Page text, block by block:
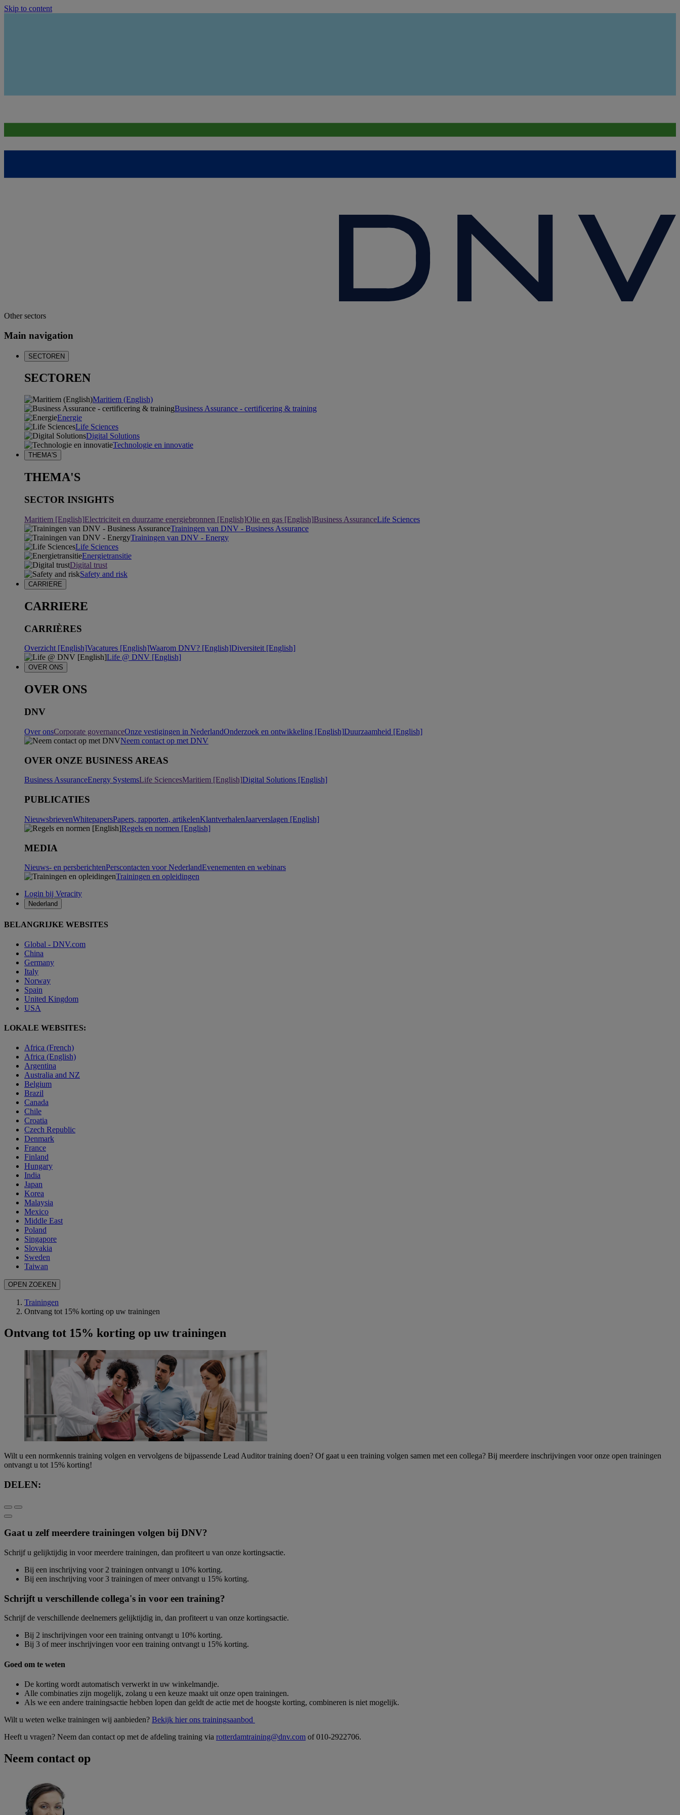
Skip to content
Other sectors
Main navigation
SECTOREN
SECTOREN
Maritiem (English)
Business Assurance - certificering & training
Energie
Life Sciences
Digital Solutions
Technologie en innovatie
THEMA'S
THEMA'S
SECTOR INSIGHTS
Maritiem [English]Electriciteit en duurzame energiebronnen [English]Olie en gas [English]Business AssuranceLife Sciences
Trainingen van DNV - Business Assurance
Trainingen van DNV - Energy
Life Sciences
Energietransitie
Digital trust
Safety and risk
CARRIERE
CARRIERE
CARRIÈRES
Overzicht [English]Vacatures [English]Waarom DNV? [English]Diversiteit [English]
Life @ DNV [English]
OVER ONS
OVER ONS
DNV
Over onsCorporate governanceOnze vestigingen in NederlandOnderzoek en ontwikkeling [English]Duurzaamheid [English]
Neem contact op met DNV
OVER ONZE BUSINESS AREAS
Business AssuranceEnergy SystemsLife SciencesMaritiem [English]Digital Solutions [English]
PUBLICATIES
NieuwsbrievenWhitepapersPapers, rapporten, artikelenKlantverhalenJaarverslagen [English]
Regels en normen [English]
MEDIA
Nieuws- en persberichtenPerscontacten voor NederlandEvenementen en webinars
Trainingen en opleidingen
Login bij Veracity
Nederland
BELANGRIJKE WEBSITES
Global - DNV.com
China
Germany
Italy
Norway
Spain
United Kingdom
USA
LOKALE WEBSITES:
Africa (French)
Africa (English)
Argentina
Australia and NZ
Belgium
Brazil
Canada
Chile
Croatia
Czech Republic
Denmark
France
Finland
Hungary
India
Japan
Korea
Malaysia
Mexico
Middle East
Poland
Singapore
Slovakia
Sweden
Taiwan
OPEN ZOEKEN
Trainingen
Ontvang tot 15% korting op uw trainingen
Ontvang tot 15% korting op uw trainingen
Wilt u een normkennis training volgen en vervolgens de bijpassende Lead Auditor training doen? Of gaat u een training volgen samen met een collega? Bij meerdere inschrijvingen voor onze open trainingen
ontvangt u tot 15% korting!
DELEN:
Gaat u zelf meerdere trainingen volgen bij DNV?
Schrijf u gelijktijdig in voor meerdere trainingen, dan profiteert u van onze kortingsactie.
Bij een inschrijving voor 2 trainingen ontvangt u 10% korting.
Bij een inschrijving voor 3 trainingen of meer ontvangt u 15% korting.
Schrijft u verschillende collega's in voor een training?
Schrijf de verschillende deelnemers gelijktijdig in, dan profiteert u van onze kortingsactie.
Bij 2 inschrijvingen voor een training ontvangt u 10% korting.
Bij 3 of meer inschrijvingen voor een training ontvangt u 15% korting.
Goed om te weten
De korting wordt automatisch verwerkt in uw winkelmandje.
Alle combinaties zijn mogelijk, zolang u een keuze maakt uit onze open trainingen.
Als we een andere trainingsactie hebben lopen dan geldt de actie met de hoogste korting, combineren is niet mogelijk.
Wilt u weten welke trainingen wij aanbieden? Bekijk hier ons trainingsaanbod
Heeft u vragen? Neem dan contact op met de afdeling training via rotterdamtraining@dnv.com of 010-2922706.
Neem contact op